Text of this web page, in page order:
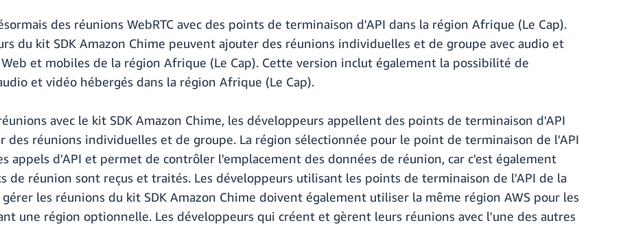
des réunions WebRTC avec des points de terminaison d'API dans la région Afrique (Le Cap).
du kit SDK Amazon Chime peuvent ajouter des réunions individuelles et de groupe avec audio et
et mobiles de la région Afrique (Le Cap). Cette version inclut également la possibilité de
et vidéo hébergés dans la région Afrique (Le Cap).
avec le kit SDK Amazon Chime, les développeurs appellent des points de terminaison d'API
des réunions individuelles et de groupe. La région sélectionnée pour le point de terminaison de l'API
appels d'API et permet de contrôler l'emplacement des données de réunion, car c'est également
de réunion sont reçus et traités. Les développeurs utilisant les points de terminaison de l'API de la
les réunions du kit SDK Amazon Chime doivent également utiliser la même région AWS pour les
une région optionnelle. Les développeurs qui créent et gèrent leurs réunions avec l'une des autres